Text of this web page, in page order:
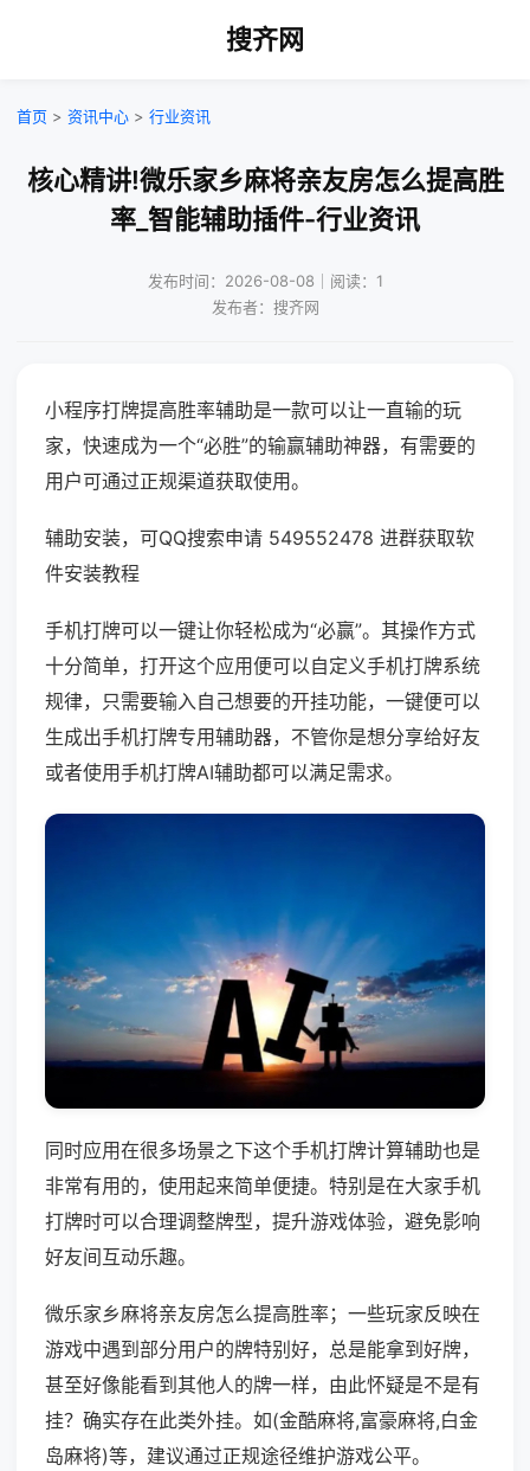
搜齐网
首页 > 资讯中心 > 行业资讯
核心精讲!微乐家乡麻将亲友房怎么提高胜
率_智能辅助插件-行业资讯
发布时间：2026-08-08｜阅读：1
发布者：搜齐网
小程序打牌提高胜率辅助是一款可以让一直输的玩
家，快速成为一个“必胜”的输赢辅助神器，有需要的
用户可通过正规渠道获取使用。
辅助安装，可QQ搜索申请 549552478 进群获取软
件安装教程
手机打牌可以一键让你轻松成为“必赢”。其操作方式
十分简单，打开这个应用便可以自定义手机打牌系统
规律，只需要输入自己想要的开挂功能，一键便可以
生成出手机打牌专用辅助器，不管你是想分享给好友
或者使用手机打牌AI辅助都可以满足需求。
同时应用在很多场景之下这个手机打牌计算辅助也是
非常有用的，使用起来简单便捷。特别是在大家手机
打牌时可以合理调整牌型，提升游戏体验，避免影响
好友间互动乐趣。
微乐家乡麻将亲友房怎么提高胜率；一些玩家反映在
游戏中遇到部分用户的牌特别好，总是能拿到好牌，
甚至好像能看到其他人的牌一样，由此怀疑是不是有
挂？确实存在此类外挂。如(金酷麻将,富豪麻将,白金
岛麻将)等，建议通过正规途径维护游戏公平。